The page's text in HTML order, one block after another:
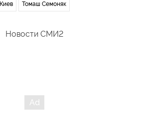
Киев Томаш Семоняк
Новости СМИ2